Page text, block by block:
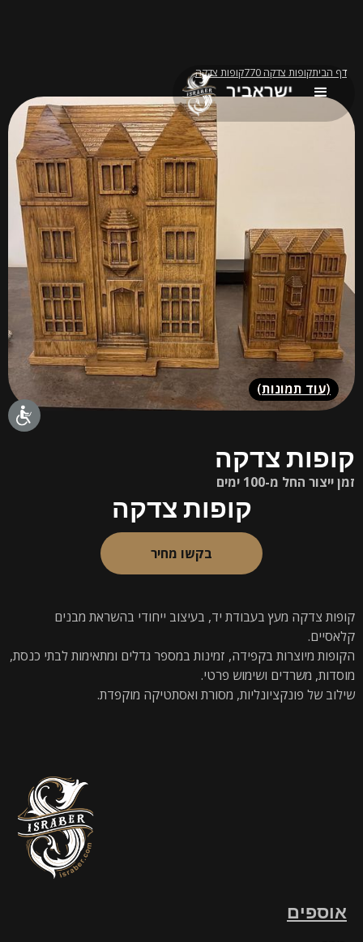
דף הביתקופות צדקה 770 קופות צדקה
(עוד תמונות)
קופות צדקה
זמן ייצור החל מ-100 ימים
קופות צדקה
בקשו מחיר
קופות צדקה מעץ בעבודת יד, בעיצוב ייחודי בהשראת מבנים
קלאסיים.
הקופות מיוצרות בקפידה, זמינות במספר גדלים ומתאימות לבתי כנסת,
מוסדות, משרדים ושימוש פרטי.
שילוב של פונקציונליות, מסורת ואסתטיקה מוקפדת.
אוספים